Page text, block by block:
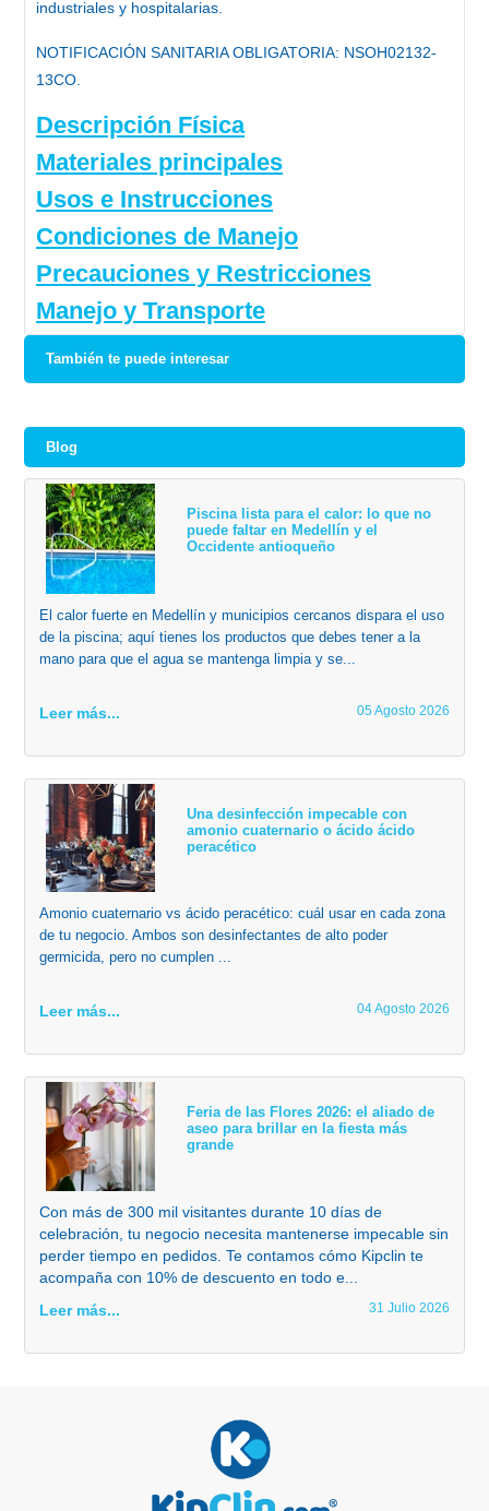
industriales y hospitalarias.
NOTIFICACIÓN SANITARIA OBLIGATORIA: NSOH02132-
13CO.
Descripción Física
Materiales principales
Usos e Instrucciones
Condiciones de Manejo
Precauciones y Restricciones
Manejo y Transporte
También te puede interesar
Blog
Piscina lista para el calor: lo que no
puede faltar en Medellín y el
Occidente antioqueño
El calor fuerte en Medellín y municipios cercanos dispara el uso
de la piscina; aquí tienes los productos que debes tener a la
mano para que el agua se mantenga limpia y se...
Leer más... 05 Agosto 2026
Una desinfección impecable con
amonio cuaternario o ácido ácido
peracético
Amonio cuaternario vs ácido peracético: cuál usar en cada zona
de tu negocio. Ambos son desinfectantes de alto poder
germicida, pero no cumplen ...
Leer más... 04 Agosto 2026
Feria de las Flores 2026: el aliado de
aseo para brillar en la fiesta más
grande
Con más de 300 mil visitantes durante 10 días de
celebración, tu negocio necesita mantenerse impecable sin
perder tiempo en pedidos. Te contamos cómo Kipclin te
acompaña con 10% de descuento en todo e...
Leer más...
31 Julio 2026